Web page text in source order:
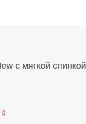
с мягкой спинкой